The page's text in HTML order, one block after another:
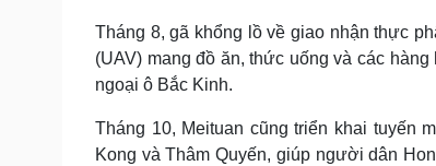
Tháng 8, gã khổng lồ về giao nhận thực
(UAV) mang đồ ăn, thức uống và các
ngoại ô Bắc Kinh.
Tháng 10, Meituan cũng triển khai tuyến
Kong và Thâm Quyến, giúp người dân